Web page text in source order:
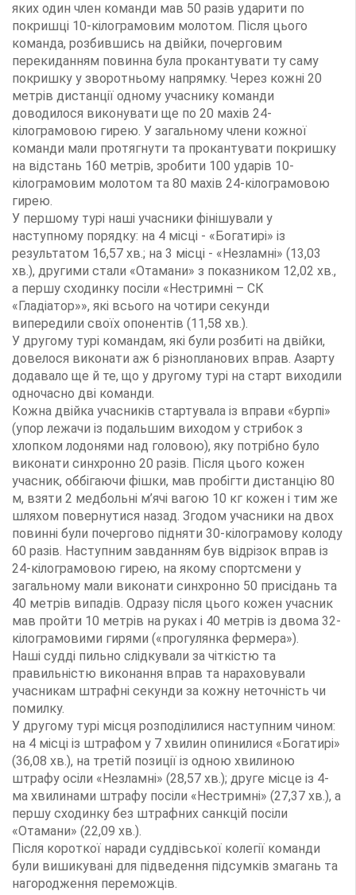
яких один член команди мав 50 разів ударити по
покришці 10-кілограмовим молотом. Після цього
команда, розбившись на двійки, почерговим
перекиданням повинна була прокантувати ту саму
покришку у зворотньому напрямку. Через кожні 20
метрів дистанції одному учаснику команди
доводилося виконувати ще по 20 махів 24-
кілограмовою гирею. У загальному члени кожної
команди мали протягнути та прокантувати покришку
на відстань 160 метрів, зробити 100 ударів 10-
кілограмовим молотом та 80 махів 24-кілограмовою
гирею.
У першому турі наші учасники фінішували у
наступному порядку: на 4 місці - «Богатирі» із
результатом 16,57 хв.; на 3 місці - «Незламні» (13,03
хв.), другими стали «Отамани» з показником 12,02 хв.,
а першу сходинку посіли «Нестримні – СК
«Гладіатор»», які всього на чотири секунди
випередили своїх опонентів (11,58 хв.).
У другому турі командам, які були розбиті на двійки,
довелося виконати аж 6 різнопланових вправ. Азарту
додавало ще й те, що у другому турі на старт виходили
одночасно дві команди.
Кожна двійка учасників стартувала із вправи «бурпі»
(упор лежачи із подальшим виходом у стрибок з
хлопком лодонями над головою), яку потрібно було
виконати синхронно 20 разів. Після цього кожен
учасник, оббігаючи фішки, мав пробігти дистанцію 80
м, взяти 2 медбольні м’ячі вагою 10 кг кожен і тим же
шляхом повернутися назад. Згодом учасники на двох
повинні були почергово підняти 30-кілограмову колоду
60 разів. Наступним завданням був відрізок вправ із
24-кілограмовою гирею, на якому спортсмени у
загальному мали виконати синхронно 50 присідань та
40 метрів випадів. Одразу після цього кожен учасник
мав пройти 10 метрів на руках і 40 метрів із двома 32-
кілограмовими гирями («прогулянка фермера»).
Наші судді пильно слідкували за чіткістю та
правильністю виконання вправ та нараховували
учасникам штрафні секунди за кожну неточність чи
помилку.
У другому турі місця розподілилися наступним чином:
на 4 місці із штрафом у 7 хвилин опинилися «Богатирі»
(36,08 хв.), на третій позиції із одною хвилиною
штрафу осіли «Незламні» (28,57 хв.); друге місце із 4-
ма хвилинами штрафу посіли «Нестримні» (27,37 хв.), а
першу сходинку без штрафних санкцій посіли
«Отамани» (22,09 хв.).
Після короткої наради суддівської колегії команди
були вишикувані для підведення підсумків змагань та
нагородження переможців.